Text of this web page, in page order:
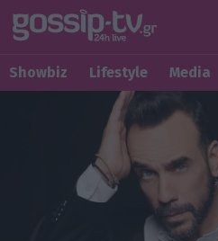
Showbiz Lifestyle Media